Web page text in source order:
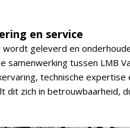
en service
geleverd en
samenwerking tussen LMB
technische
dit zich in betrouwbaarheid,